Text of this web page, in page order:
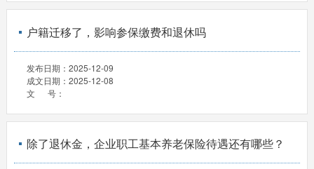
户籍迁移了，影响参保缴费和退休吗
发布日期： 2025-12-09
成文日期： 2025-12-08
文 号：
除了退休金，企业职工基本养老保险待遇还有哪些？